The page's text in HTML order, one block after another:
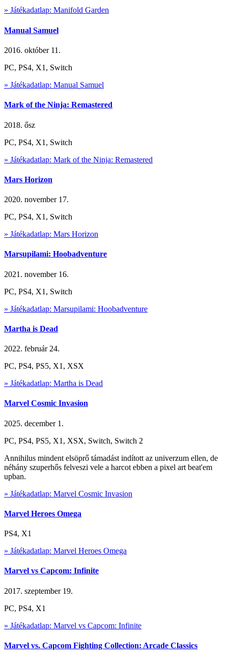
» Játékadatlap: Manifold Garden
Manual Samuel
2016. október 11.
PC, PS4, X1, Switch
» Játékadatlap: Manual Samuel
Mark of the Ninja: Remastered
2018. ősz
PC, PS4, X1, Switch
» Játékadatlap: Mark of the Ninja: Remastered
Mars Horizon
2020. november 17.
PC, PS4, X1, Switch
» Játékadatlap: Mars Horizon
Marsupilami: Hoobadventure
2021. november 16.
PC, PS4, X1, Switch
» Játékadatlap: Marsupilami: Hoobadventure
Martha is Dead
2022. február 24.
PC, PS4, PS5, X1, XSX
» Játékadatlap: Martha is Dead
Marvel Cosmic Invasion
2025. december 1.
PC, PS4, PS5, X1, XSX, Switch, Switch 2
Annihilus mindent elsöprő támadást indított az univerzum ellen, de
néhány szuperhős felveszi vele a harcot ebben a pixel art beat'em
upban.
» Játékadatlap: Marvel Cosmic Invasion
Marvel Heroes Omega
PS4, X1
» Játékadatlap: Marvel Heroes Omega
Marvel vs Capcom: Infinite
2017. szeptember 19.
PC, PS4, X1
» Játékadatlap: Marvel vs Capcom: Infinite
Marvel vs. Capcom Fighting Collection: Arcade Classics